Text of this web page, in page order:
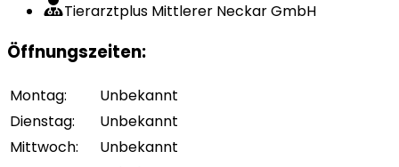
Tierarztplus Mittlerer Neckar GmbH
Öffnungszeiten:
Montag:
Unbekannt
Dienstag:
Unbekannt
Mittwoch:
Unbekannt